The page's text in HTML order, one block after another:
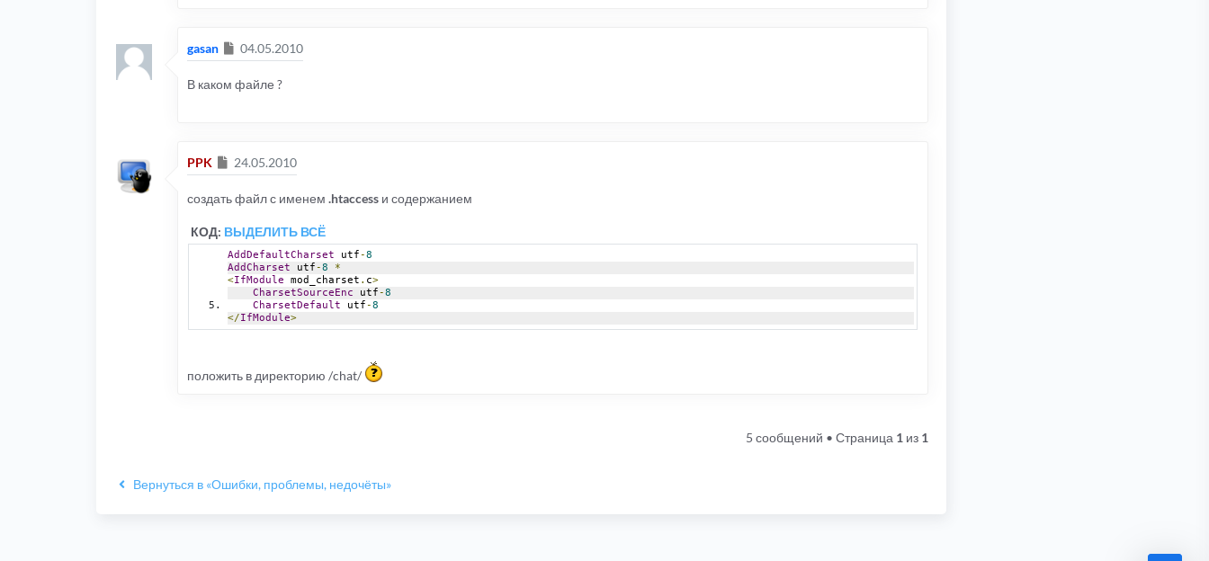
gasan Сообщение
04.05.2010
В каком файле ?
PPK Сообщение
24.05.2010
создать файл с именем .htaccess и содержанием
КОД: ВЫДЕЛИТЬ ВСЁ
AddDefaultCharset utf-8
AddCharset utf -8
*
<IfModule mod_charset . c>
CharsetSourceEnc utf -8
CharsetDefault utf-8
</IfModule>
положить в директорию /chat/
5 сообщений • Страница 1 из 1
Вернуться в «Ошибки, проблемы, недочёты»